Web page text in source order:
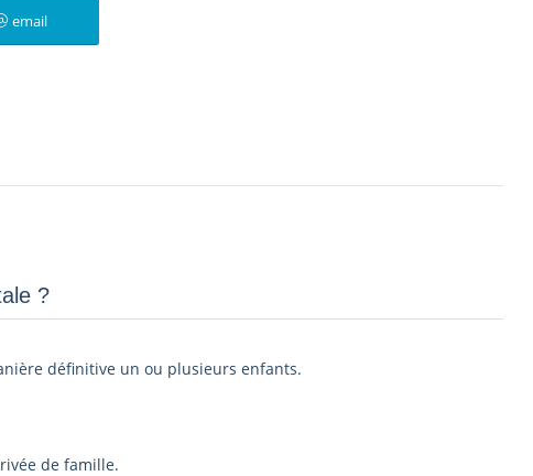
email
?­
définitive un ou plusieurs enfants.
de famille.